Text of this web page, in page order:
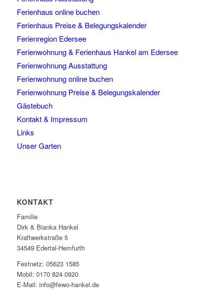
Ferienhaus online buchen
Ferienhaus Preise & Belegungskalender
Ferienregion Edersee
Ferienwohnung & Ferienhaus Hankel am Edersee
Ferienwohnung Ausstattung
Ferienwohnung online buchen
Ferienwohnung Preise & Belegungskalender
Gästebuch
Kontakt & Impressum
Links
Unser Garten
KONTAKT
Familie
Dirk & Bianka Hankel
Kraftwerkstraße 5
34549 Edertal-Hemfurth
Festnetz: 05623 1585
Mobil: 0170 824 0920
E-Mail: info@fewo-hankel.de